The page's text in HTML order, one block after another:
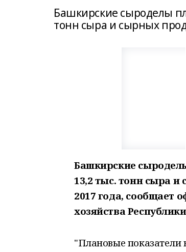
Башкирские сыроделы
тонн сыра и сырных
Башкирские
13,2 тыс. тонн сыра и
2017 года, сообщает
хозяйства
"Плановые